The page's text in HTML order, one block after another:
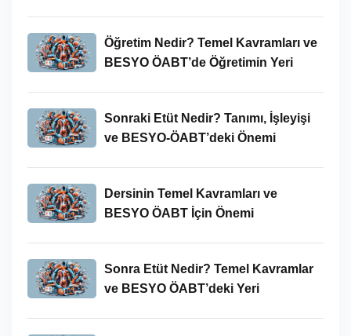
Öğretim Nedir? Temel Kavramları ve
BESYO ÖABT’de Öğretimin Yeri
Sonraki Etüt Nedir? Tanımı, İşleyişi
ve BESYO-ÖABT’deki Önemi
Dersinin Temel Kavramları ve
BESYO ÖABT İçin Önemi
Sonra Etüt Nedir? Temel Kavramlar
ve BESYO ÖABT’deki Yeri